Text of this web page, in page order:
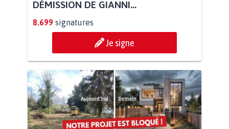
DÉMISSION DE GIANNI...
8.699 signatures
Je signe